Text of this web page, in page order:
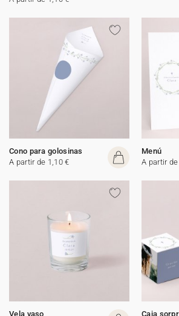
Cono para golosinas
A partir de 1,10 €
Menú
A partir
Vela vaso
Caja